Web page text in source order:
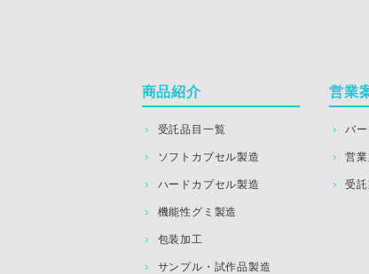
商品紹介
受託品目一覧
ソフトカプセル製造
ハードカプセル製造
機能性グミ製造
包装加工
サンプル・試作品製造
営業
バ
営
受